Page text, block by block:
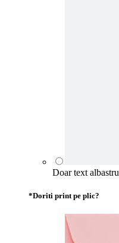
Doar text albastru
*Doriti print pe plic?